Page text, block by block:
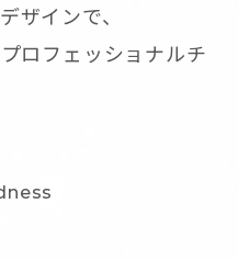
インで、
ロフェッショナルチ